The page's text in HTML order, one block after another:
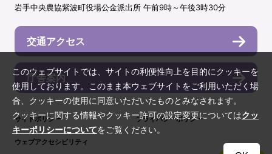
岩手中央農協紫波町役場公金派出所 午前9時～午後3時30分
交通アクセス
庁舎案内
サイトポリシー プライバシーポリシー
ウェブアクセシビリティ
このウェブサイトでは、サイトの利便性向上を目的にクッキーを
使用しております。このまま本ウェブサイトをご利用いただく場
合、クッキーの使用に同意いただいたものとみなされます。
クッキーに関する情報やクッキー許可の設定変更についてはクッ
キーポリシーについてをご覧ください。